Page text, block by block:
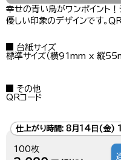
幸せの青い鳥がワンポイント！
優しい印象のデザインです。Ｑ
台紙サイズ
標準サイズ（横91mm x 縦
その他
QRコード
仕上がり時間: 8月14日(金)
100枚